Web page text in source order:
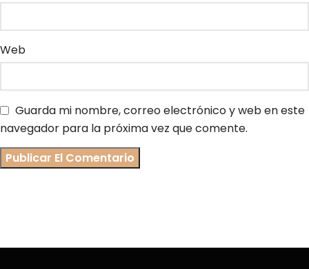
Web
Guarda mi nombre, correo electrónico y web en este
navegador para la próxima vez que comente.